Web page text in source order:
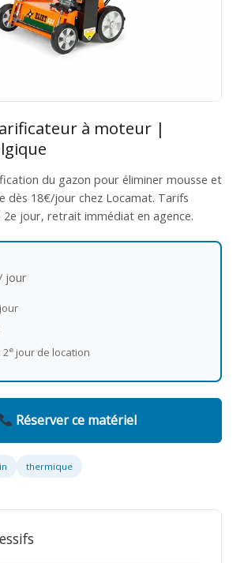
à moteur |
du gazon pour éliminer mousse et
dès 18€/jour chez Locamat. Tarifs
2e jour, retrait immédiat en agence.
jour
2ejour de location
Réserver ce matériel
thermique